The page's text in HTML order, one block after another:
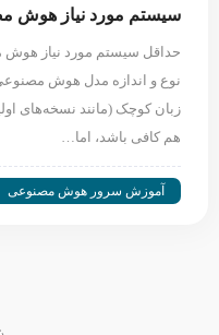
سیستم مورد نیاز هوش
حداقل سیستم مورد نیاز هوش
نوع و اندازه مدل هوش
هم کافی باشد، اما…
آموزش سرور هوش مصنوعی